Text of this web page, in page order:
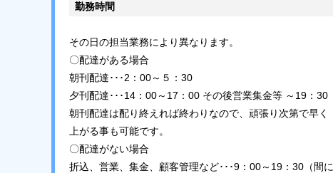
勤務時間
その日の担当業務により異なります。
〇配達がある場合
朝刊配達･･･2：00～５：30
夕刊配達･･･14：00～17：00 その後営業集金等 ～19：30
朝刊配達は配り終えれば終わりなので、頑張り次第で早く
上がる事も可能です。
〇配達がない場合
折込、営業、集金、顧客管理など･･･9：00～19：30（間に